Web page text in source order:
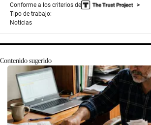
Conforme a los criterios de
Tipo de trabajo:
Noticias
Contenido sugerido